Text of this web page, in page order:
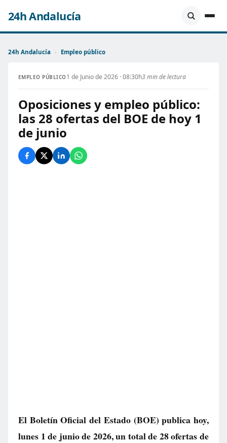
24h Andalucía
24h Andalucía › Empleo público
EMPLEO PÚBLICO1 de Junio de 2026 · 08:30h3 min de lectura
Oposiciones y empleo público:
las 28 ofertas del BOE de hoy 1
de junio
El Boletín Oficial del Estado (BOE) publica hoy,
lunes 1 de junio de 2026, un total de28 ofertas de